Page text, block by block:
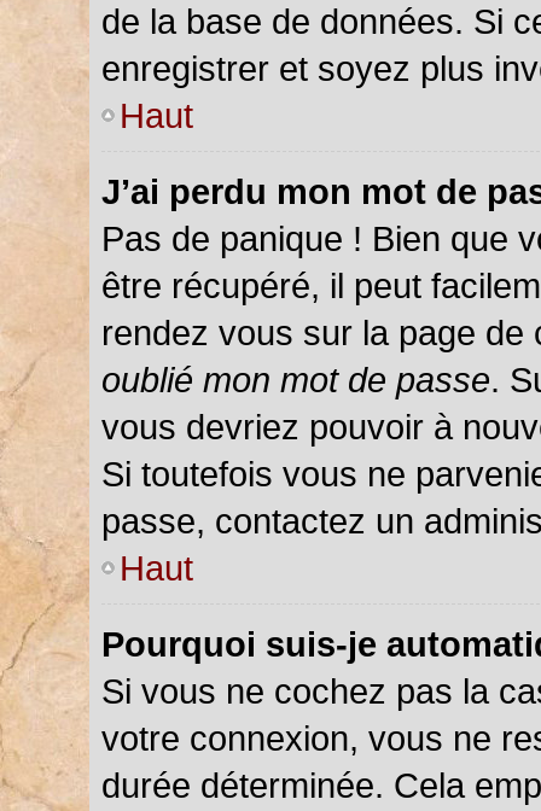
de la base de données. Si
enregistrer et soyez plus
Haut
J’ai perdu mon mot de
Pas de panique ! Bien que
être récupéré, il peut
rendez vous sur la page
oublié mon mot de passe.
vous devriez pouvoir à
Si toutefois vous ne
passe, contactez un
Haut
Pourquoi suis-je
Si vous ne cochez pas la
votre connexion, vous ne
durée déterminée. Cela